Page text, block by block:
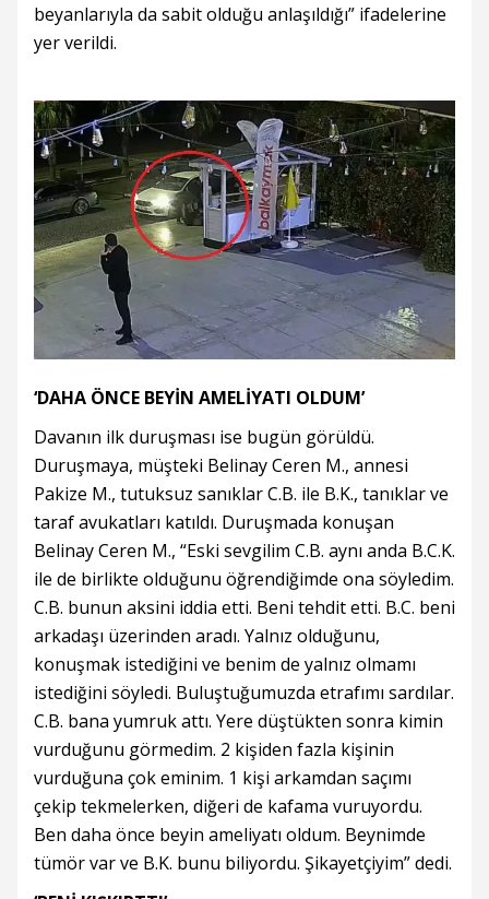
beyanlarıyla da sabit olduğu anlaşıldığı” ifadelerine
yer verildi.
‘DAHA ÖNCE BEYİN AMELİYATI OLDUM’
Davanın ilk duruşması ise bugün görüldü.
Duruşmaya, müşteki Belinay Ceren M., annesi
Pakize M., tutuksuz sanıklar C.B. ile B.K., tanıklar ve
taraf avukatları katıldı. Duruşmada konuşan
Belinay Ceren M., “Eski sevgilim C.B. aynı anda B.C.K.
ile de birlikte olduğunu öğrendiğimde ona söyledim.
C.B. bunun aksini iddia etti. Beni tehdit etti. B.C. beni
arkadaşı üzerinden aradı. Yalnız olduğunu,
konuşmak istediğini ve benim de yalnız olmamı
istediğini söyledi. Buluştuğumuzda etrafımı sardılar.
C.B. bana yumruk attı. Yere düştükten sonra kimin
vurduğunu görmedim. 2 kişiden fazla kişinin
vurduğuna çok eminim. 1 kişi arkamdan saçımı
çekip tekmelerken, diğeri de kafama vuruyordu.
Ben daha önce beyin ameliyatı oldum. Beynimde
tümör var ve B.K. bunu biliyordu. Şikayetçiyim” dedi.